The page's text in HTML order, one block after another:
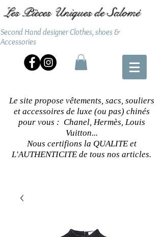
Les Pièces Uniques de Salomé
Second Hand designer Clothes, shoes &
Accessories
Le site propose vêtements, sacs, souliers
et accessoires de luxe (ou pas) chinés
pour vous : Chanel, Hermès, Louis
Vuitton...
Nous certifions la QUALITE et
L'AUTHENTICITE de tous nos articles.